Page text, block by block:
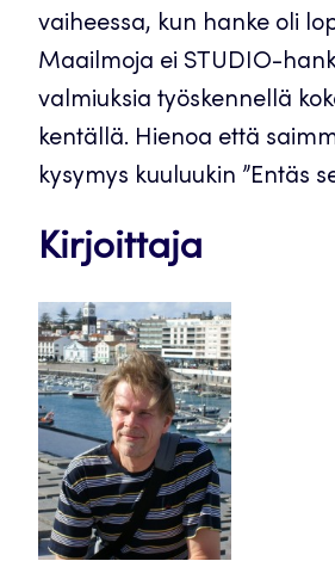
vaiheessa, kun hanke oli
Maailmoja ei STUDIO-
valmiuksia työskennellä
kentällä. Hienoa että
kysymys kuuluukin ”Entäs
Kirjoittaja